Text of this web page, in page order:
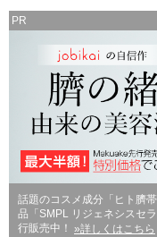
PR
話題のコスメ成分「ヒト臍
品「SMPL リジェネシスセ
行販売中！ »詳しくはこちら